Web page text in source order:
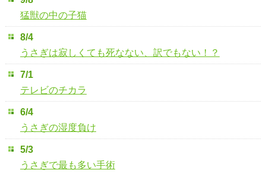
猛獣の中の子猫
8/4
うさぎは寂しくても死なない、訳でもない！？
7/1
テレビのチカラ
6/4
うさぎの湿度負け
5/3
うさぎで最も多い手術